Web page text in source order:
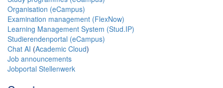
Organisation (eCampus)
Examination management (FlexNow)
Learning Management System (Stud.IP)
Studierendenportal (eCampus)
Chat AI (Academic Cloud)
Job announcements
Jobportal Stellenwerk